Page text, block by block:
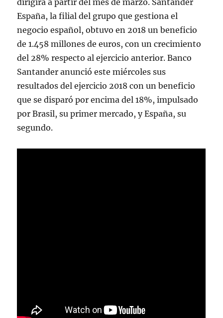
dirigirá a partir del mes de marzo. Santander
España, la filial del grupo que gestiona el
negocio español, obtuvo en 2018 un beneficio
de 1.458 millones de euros, con un crecimiento
del 28% respecto al ejercicio anterior. Banco
Santander anunció este miércoles sus
resultados del ejercicio 2018 con un beneficio
que se disparó por encima del 18%, impulsado
por Brasil, su primer mercado, y España, su
segundo.